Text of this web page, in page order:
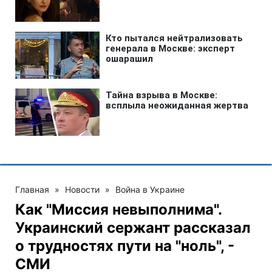
Главная » Новости » Война в Украине
Как "Миссия невыполнима".
Украинский сержант рассказал
о трудностях пути на "ноль", -
СМИ